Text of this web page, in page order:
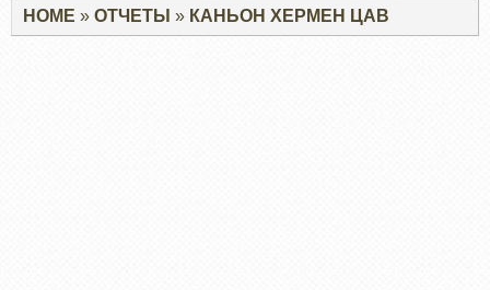
Строка
навигации
HOME ОТЧЕТЫ КАНЬОН ХЕРМЕН ЦАВ